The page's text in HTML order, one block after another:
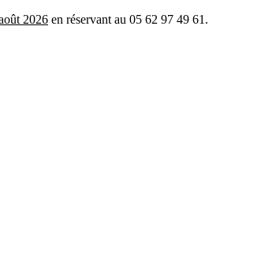
2026 en réservant au 05 62 97 49 61.